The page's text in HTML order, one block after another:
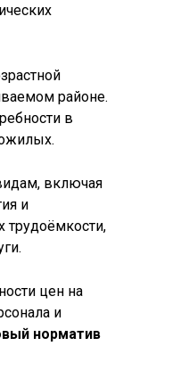
районе.
в
включая
и
цен на
и
норматив